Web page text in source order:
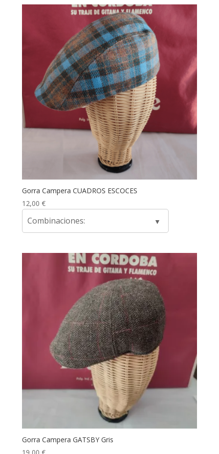
Gorra Campera CUADROS ESCOCES
12,00 €
Combinaciones:
Gorra Campera GATSBY Gris
19,00 €